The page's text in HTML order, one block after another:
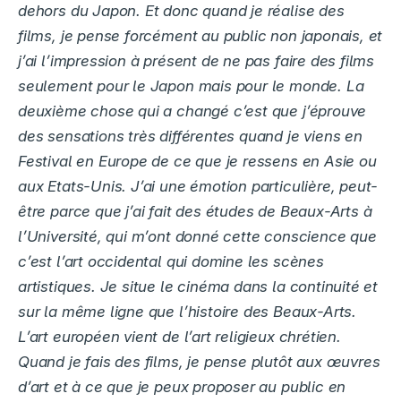
dehors du Japon. Et donc quand je réalise des
films, je pense forcément au public non japonais, et
j’ai l’impression à présent de ne pas faire des films
seulement pour le Japon mais pour le monde. La
deuxième chose qui a changé c’est que j’éprouve
des sensations très différentes quand je viens en
Festival en Europe de ce que je ressens en Asie ou
aux Etats-Unis. J’ai une émotion particulière, peut-
être parce que j’ai fait des études de Beaux-Arts à
l’Université, qui m’ont donné cette conscience que
c’est l’art occidental qui domine les scènes
artistiques. Je situe le cinéma dans la continuité et
sur la même ligne que l’histoire des Beaux-Arts.
L’art européen vient de l’art religieux chrétien.
Quand je fais des films, je pense plutôt aux œuvres
d’art et à ce que je peux proposer au public en